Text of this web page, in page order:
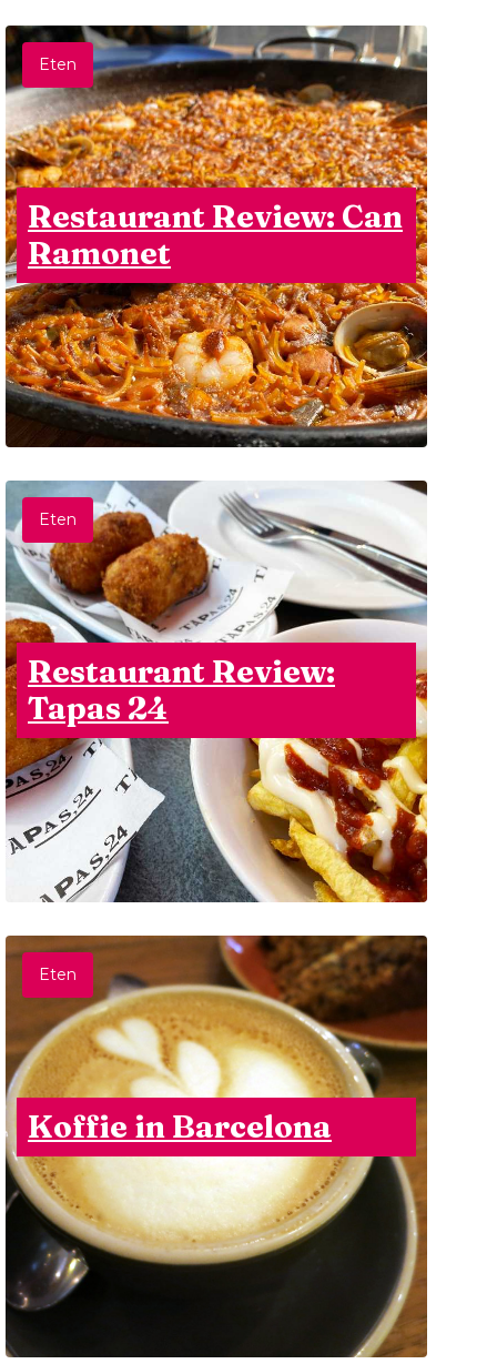
Eten
Restaurant Review: Can
Ramonet
Eten
Restaurant Review:
Tapas 24
Eten
Koffie in Barcelona